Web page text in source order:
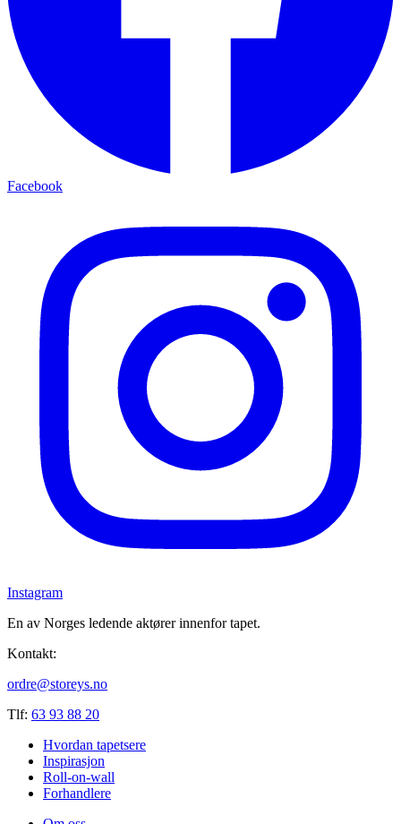
Facebook
Instagram
En av Norges ledende aktører innenfor tapet.
Kontakt:
ordre@storeys.no
Tlf: 63 93 88 20
Hvordan tapetsere
Inspirasjon
Roll-on-wall
Forhandlere